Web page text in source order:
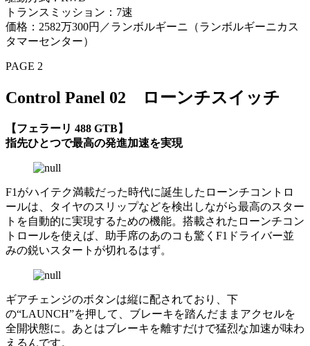
トランスミッション：7速
価格：2582万300円／ランボルギーニ（ランボルギーニカス
タマーセンター）
PAGE 2
Control Panel 02 ローンチスイッチ
【フェラーリ 488 GTB】
指先ひとつで最高の発進加速を実現
F1がハイテク満載だった時代に誕生したローンチコントロ
ールは、タイヤのスリップなどを検出しながら最高のスター
トを自動的に実現するための機能。搭載されたローンチコン
トロールを使えば、助手席のあのコも驚くF1ドライバー並
みの鋭いスタートが切れるはず。
ギアチェンジのボタンは縦に配されており、下
の“LAUNCH”を押して、ブレーキを踏んだままアクセルを
全開状態に。あとはブレーキを離すだけで猛烈な加速が味わ
えるんです。